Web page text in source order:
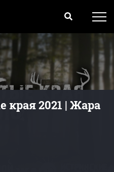
2021 | Жара